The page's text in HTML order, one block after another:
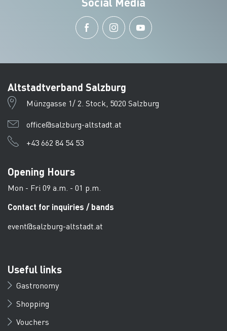
Altstadtverband Salzburg
Münzgasse 1/ 2. Stock, 5020 Salzburg
office@salzburg-altstadt.at
+43 662 84 54 53
Opening Hours
Mon - Fri 09 a.m. - 01 p.m.
Contact for inquiries / bands
event@salzburg-altstadt.at
Useful links
Gastronomy
Shopping
Vouchers